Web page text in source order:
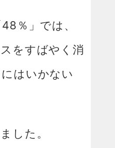
％」では、
スをすばやく消
はいかない
した。